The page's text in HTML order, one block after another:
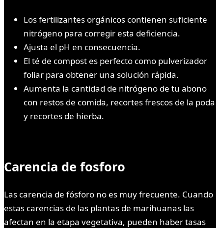
Los fertilizantes orgánicos contienen suficiente
nitrógeno para corregir esta deficiencia.
Ajusta el pH en consecuencia.
El té de compost es perfecto como pulverizador
foliar para obtener una solución rápida.
Aumenta la cantidad de nitrógeno de tu abono
con restos de comida, recortes frescos de la poda
y recortes de hierba.
Carencia de fosforo
Las carencia de fósforo no es muy frecuente. Cuando
estas carencias de las plantas de marihuanas las
afectan en la etapa vegetativa, pueden haber tasas